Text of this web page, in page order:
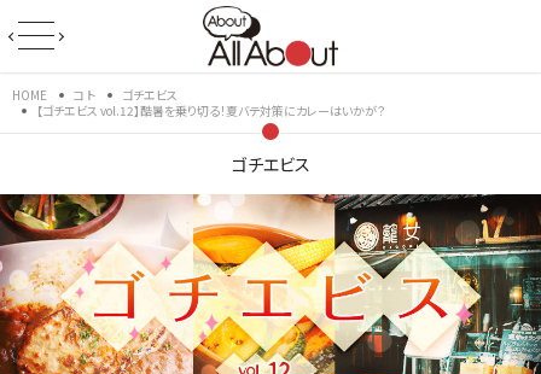
HOME コト
ゴチエビス
【ゴチエビス vol.12】酷暑を乗り切る！夏バテ対策にカレーはいかが？
ゴチエビス